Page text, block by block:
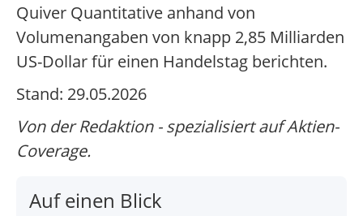
Quiver Quantitative anhand von
Volumenangaben von knapp 2,85 Milliarden
US-Dollar für einen Handelstag berichten.
Stand: 29.05.2026
Von der Redaktion - spezialisiert auf Aktien-
Coverage.
Auf einen Blick